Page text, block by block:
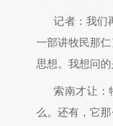
记者：我们
一部讲牧民那
思想。我想问
索南才让：
么。还有，它